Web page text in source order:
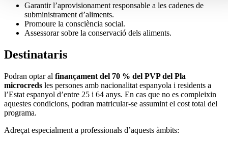
Garantir l’aprovisionament responsable a les cadenes de
subministrament d’aliments.
Promoure la consciència social.
Assessorar sobre la conservació dels aliments.
Destinataris
Podran optar al finançament del 70 % del PVP del Pla
microcreds les persones amb nacionalitat espanyola i residents a
l’Estat espanyol d’entre 25 i 64 anys. En cas que no es compleixin
aquestes condicions, podran matricular-se assumint el cost total del
programa.
Adreçat especialment a professionals d’aquests àmbits: